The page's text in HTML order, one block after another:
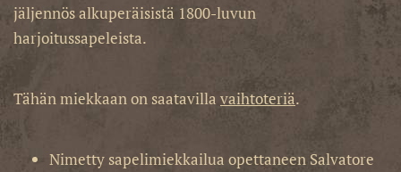
jäljennös alkuperäisistä 1800-luvun
harjoitussapeleista.
Tähän miekkaan on saatavilla vaihtoteriä.
Nimetty sapelimiekkailua opettaneen Salvatore